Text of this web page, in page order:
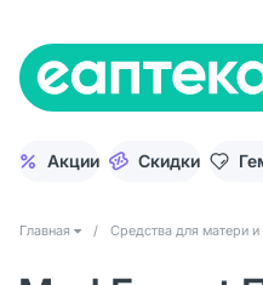
Акции Скидки
Главная / Средства для матери и